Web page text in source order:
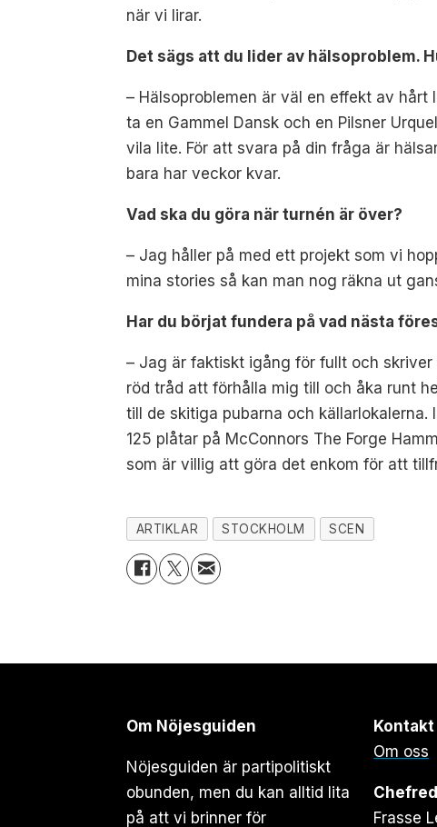
när vi lirar.
Det sägs att du lider av hälsoproblem.
– Hälsoproblemen är väl en effekt av
ta en Gammel Dansk och en Pilsner
vila lite. För att svara på din fråga är
bara har veckor kvar.
Vad ska du göra när turnén är över?
– Jag håller på med ett projekt som vi
mina stories så kan man nog räkna ut
Har du börjat fundera på vad nästa
– Jag är faktiskt igång för fullt och
röd tråd att förhålla mig till och åka runt
till de skitiga pubarna och
125 plåtar på McConnors The Forge
som är villig att göra det enkom för att
ARTIKLAR STOCKHOLM SCEN
Om Nöjesguiden
Nöjesguiden är partipolitiskt
obunden, men du kan alltid lita
på att vi brinner för
Kontakt
Om oss
Frasse